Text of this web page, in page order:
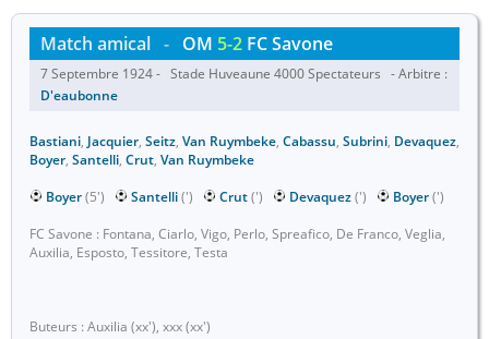
Match amical - OM 5-2 FC Savone
7 Septembre 1924 - Stade Huveaune 4000 Spectateurs - Arbitre :
D'eaubonne
Bastiani, Jacquier, Seitz, Van Ruymbeke, Cabassu, Subrini, Devaquez,
Boyer, Santelli, Crut, Van Ruymbeke
Boyer(5') Santelli(') Crut(') Devaquez(') Boyer(')
FC Savone : Fontana, Ciarlo, Vigo, Perlo, Spreafico, De Franco, Veglia,
Auxilia, Esposto, Tessitore, Testa
Buteurs : Auxilia (xx'), xxx (xx')